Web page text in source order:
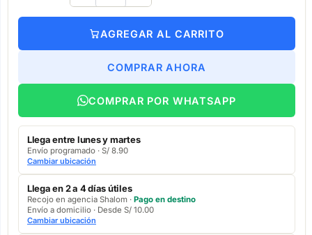
AGREGAR AL CARRITO
COMPRAR AHORA
COMPRAR POR WHATSAPP
Llega entre lunes y martes
Envío programado · S/ 8.90
Cambiar ubicación
Llega en 2 a 4 días útiles
Recojo en agencia Shalom · Pago en destino
Envío a domicilio · Desde S/ 10.00
Cambiar ubicación